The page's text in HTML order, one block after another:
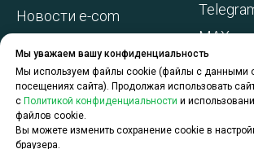
Мы уважаем вашу конфиденциальность
Мы используем файлы cookie (файлы с данными
посещениях сайта). Продолжая использовать
с Политикой конфиденциальности и
файлов cookie.
Вы можете изменить сохранение cookie в
браузера.
Новости e-com
Акции и
спецпредложения
О компании
MAX